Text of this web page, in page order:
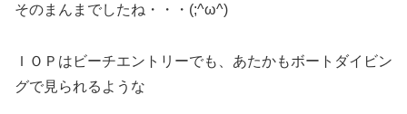
そのまんまでしたね・・・(;^ω^)
ＩＯＰはビーチエントリーでも、あたかもボートダイビン
グで見られるような